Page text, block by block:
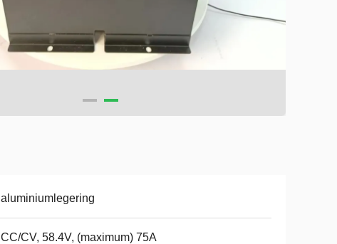
aluminiumlegering
CC/CV, 58.4V, (maximum) 75A